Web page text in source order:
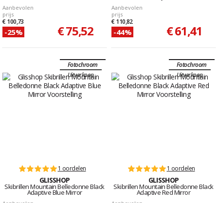
Aanbevolen
prijs
€ 100,73
-25% € 75,52
Aanbevolen
prijs
€ 110,82
-44% € 61,41
Fotochroom
Uitverkoop
1 oordelen
GLISSHOP
Skibrillen Mountain Belledonne Black
Adaptive Blue Mirror
Fotochroom
Uitverkoop
1 oordelen
GLISSHOP
Skibrillen Mountain Belledonne Black
Adaptive Red Mirror